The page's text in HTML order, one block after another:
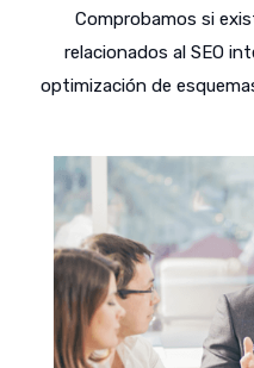
Comprobamos si
relacionados al SEO
optimización de